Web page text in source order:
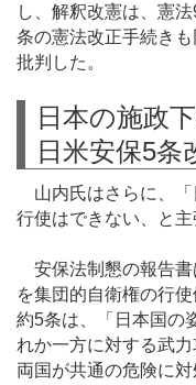
し、解釈改憲は、憲
条の憲法改正手続き
批判した。
日本の施政
日米安保5条
山内氏はさらに、「
行使はできない、と主
安保法制懇の報告書
を集団的自衛権の行
約5条は、「日本国の
れか一方に対する武
両国が共通の危険に